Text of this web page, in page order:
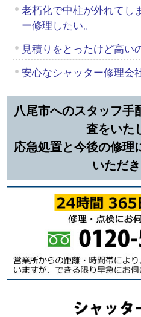
老朽化で中柱が外れてし
ー修理したい。
見積りをとったけど高い
安心なシャッター修理会
八尾市へのスタッフ手
査をいた
応急処置と今後の修理
いただき